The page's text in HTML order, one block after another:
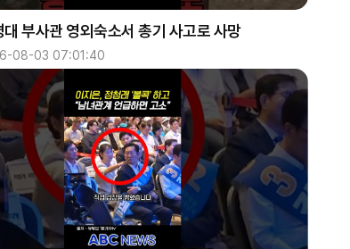
1800~1900
AI 톡톡
1900~2000
업&다운
2000~2030
업&다운
대 부사관 영외숙소서 총기 사고로 사망
08-03 07:01:40